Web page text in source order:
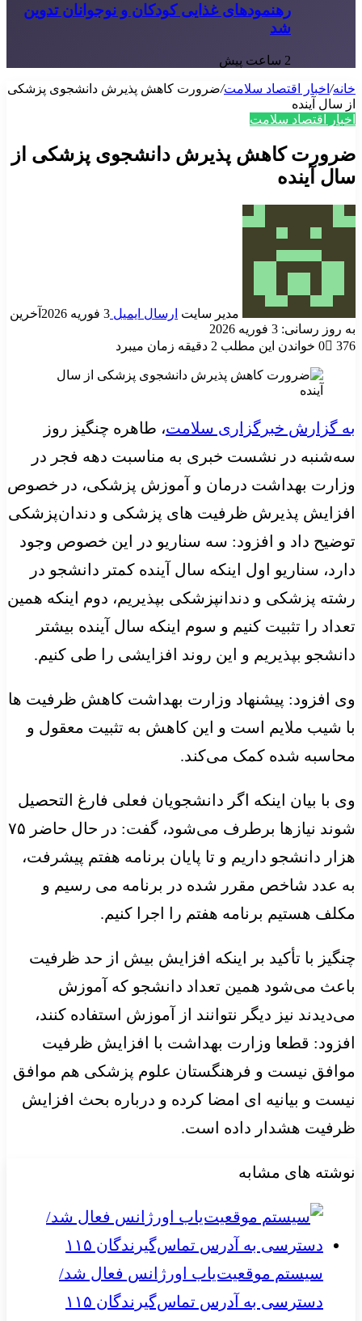
رهنمودهای غذایی کودکان و نوجوانان تدوین
شد
2 ساعت پیش
خانه/ اخبار اقتصاد سلامت/ضرورت کاهش پذیرش دانشجوی پزشکی
از سال آینده
اخبار اقتصاد سلامت
ضرورت کاهش پذیرش دانشجوی پزشکی از
سال آینده
مدیر سایت ارسال ایمیل 3 فوریه 2026
آخرین
به روز رسانی: 3 فوریه 2026
0
376 خواندن این مطلب 2 دقیقه زمان میبرد
به گزارش خبرگزاری سلامت، طاهره چنگیز روز
سه‌شنبه در نشست خبری به مناسبت دهه فجر در
وزارت بهداشت درمان و آموزش پزشکی، در خصوص
افزایش پذیرش ظرفیت های پزشکی و دندان‌پزشکی
توضیح داد و افزود: سه سناریو در این خصوص وجود
دارد، سناریو اول اینکه سال آینده کمتر دانشجو در
رشته پزشکی و دندانپزشکی بپذیریم، دوم اینکه همین
تعداد را تثبیت کنیم و سوم اینکه سال آینده بیشتر
دانشجو بپذیریم و این روند افزایشی را طی کنیم.
وی افزود: پیشنهاد وزارت بهداشت کاهش ظرفیت ها
با شیب ملایم است و این کاهش به تثبیت معقول و
محاسبه شده کمک می‌کند.
وی با بیان اینکه اگر دانشجویان فعلی فارغ التحصیل
شوند نیازها برطرف می‌شود، گفت: در حال حاضر ۷۵
هزار دانشجو داریم و تا پایان برنامه هفتم پیشرفت،
به عدد شاخص مقرر شده در برنامه می رسیم و
مکلف هستیم برنامه هفتم را اجرا کنیم.
چنگیز با تأکید بر اینکه افزایش بیش از حد ظرفیت
باعث می‌شود همین تعداد دانشجو که آموزش
می‌دیدند نیز دیگر نتوانند از آموزش استفاده کنند،
افزود: قطعا وزارت بهداشت با افزایش ظرفیت
موافق نیست و فرهنگستان علوم پزشکی هم موافق
نیست و بیانیه ای امضا کرده و درباره بحث افزایش
ظرفیت هشدار داده است.
نوشته های مشابه
سیستم موقعیت‌یاب اورژانس فعال شد/
دسترسی به آدرس تماس‌گیرندگان ۱۱۵